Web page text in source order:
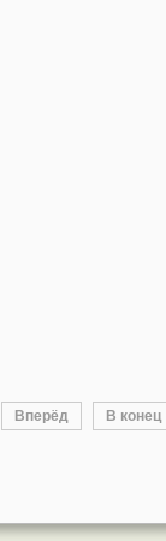
Вперёд В конец